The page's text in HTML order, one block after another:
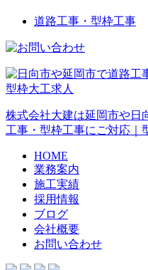
道路工事・型枠工事
株式会社大建は延岡市や日
工事・型枠工事にご対応｜
HOME
業務案内
施工実績
採用情報
ブログ
会社概要
お問い合わせ